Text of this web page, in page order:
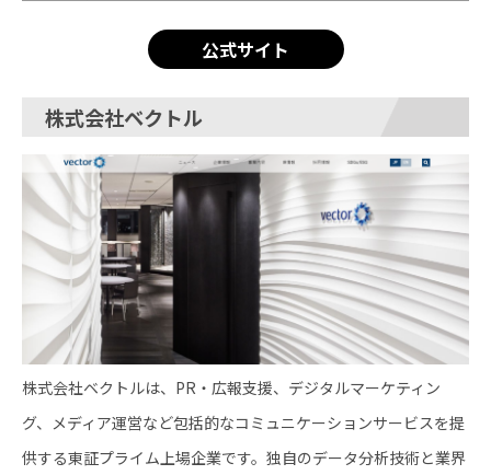
公式サイト
株式会社ベクトル
株式会社ベクトルは、PR・広報支援、デジタルマーケティン
グ、メディア運営など包括的なコミュニケーションサービスを提
供する東証プライム上場企業です。独自のデータ分析技術と業界